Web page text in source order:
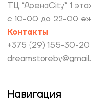
ТЦ “АренаCity” 1
с 10-00 до 22-00
Контакты
+375 (29) 155-30-20
Навигация